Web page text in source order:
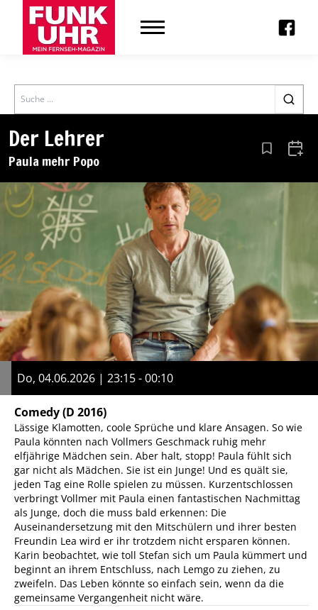
Search
Der Lehrer
Paula mehr Popo Aus den
Do, 04.06.2026 | 23:15 - 00:10
Comedy(D 2016)
Lässige Klamotten, coole Sprüche und klare Ansagen. So wie
Paula könnten nach Vollmers Geschmack ruhig mehr
elfjährige Mädchen sein. Aber halt, stopp! Paula fühlt sich
gar nicht als Mädchen. Sie ist ein Junge! Und es quält sie,
jeden Tag eine Rolle spielen zu müssen. Kurzentschlossen
verbringt Vollmer mit Paula einen fantastischen Nachmittag
als Junge, doch die muss bald erkennen: Die
Auseinandersetzung mit den Mitschülern und ihrer besten
Freundin Lea wird er ihr trotzdem nicht ersparen können.
Karin beobachtet, wie toll Stefan sich um Paula kümmert und
beginnt an ihrem Entschluss, nach Lemgo zu ziehen, zu
zweifeln. Das Leben könnte so einfach sein, wenn da die
gemeinsame Vergangenheit nicht wäre.